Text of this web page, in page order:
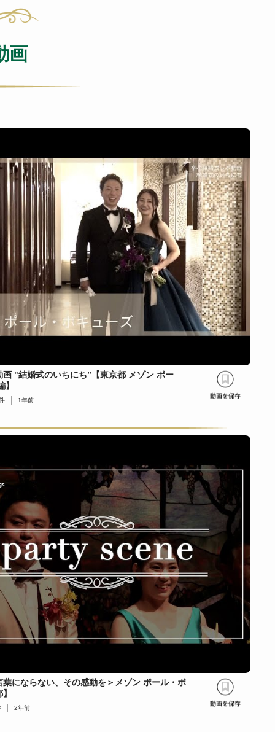
画
画 "結婚式のいちにち”【東京都 メゾン ポー
1年前
葉にならない、その感動を＞メゾン ポール・ボ
2年前